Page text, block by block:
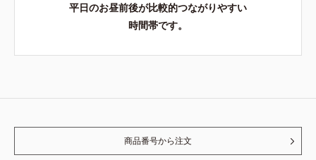
平日のお昼前後が比較的つながりやすい
時間帯です。
商品番号から注文